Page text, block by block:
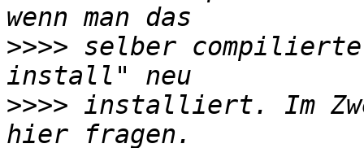
>>>> selber compilierte
>>>> installiert. Im